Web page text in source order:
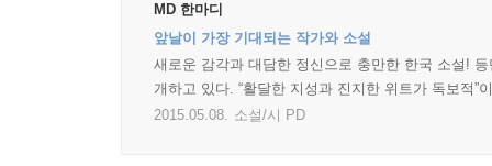
MD 한마디
앞날이 가장 기대되는 작가와 소설
새로운 감각과 대담한 정신으로 충만한 한국 소설!
개하고 있다. “활달한 지성과 진지한 위트가 독보적
2015.05.08. 소설/시 PD